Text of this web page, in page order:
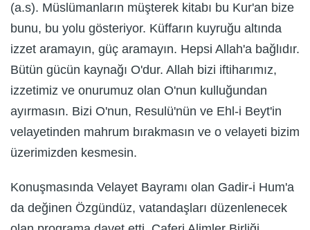
(a.s). Müslümanların müşterek kitabı bu Kur'an bize
bunu, bu yolu gösteriyor. Küffarın kuyruğu altında
izzet aramayın, güç aramayın. Hepsi Allah'a bağlıdır.
Bütün gücün kaynağı O'dur. Allah bizi iftiharımız,
izzetimiz ve onurumuz olan O'nun kulluğundan
ayırmasın. Bizi O'nun, Resulü'nün ve Ehl-i Beyt'in
velayetinden mahrum bırakmasın ve o velayeti bizim
üzerimizden kesmesin.
Konuşmasında Velayet Bayramı olan Gadir-i Hum'a
da değinen Özgündüz, vatandaşları düzenlenecek